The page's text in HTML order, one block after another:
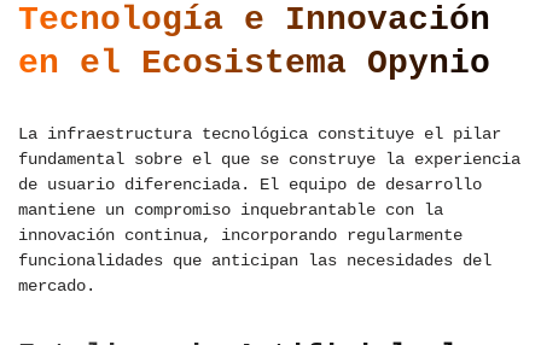
Tecnología e Innovación
en el Ecosistema Opynio
La infraestructura tecnológica constituye el pilar
fundamental sobre el que se construye la experiencia
de usuario diferenciada. El equipo de desarrollo
mantiene un compromiso inquebrantable con la
innovación continua, incorporando regularmente
funcionalidades que anticipan las necesidades del
mercado.